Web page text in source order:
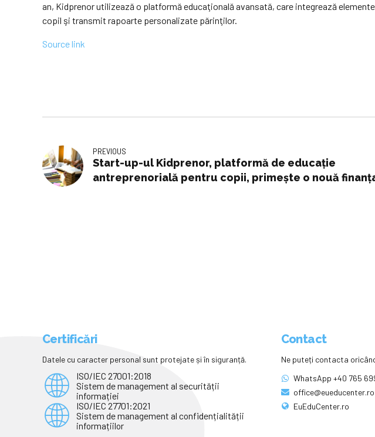
an, Kidprenor utilizează o platformă educaţională avansată, care integrează
copil şi transmit rapoarte personalizate părinţilor.
Source link
PREVIOUS
Start-up-ul Kidprenor, platformă de educaţie
antreprenorială pentru copii, primeşte o nouă
Certificări
Datele cu caracter personal sunt protejate și în siguranță.
ISO/IEC 27001:2018
Sistem de management al securității
informației
ISO/IEC 27701:2021
Sistem de management al confidențialității
informațiilor
Contact
Ne puteți contacta
WhatsApp +40 765
office@eueducenter.ro
EuEduCenter.ro